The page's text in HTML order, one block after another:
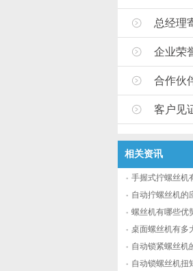
总经理
企业荣
合作伙
客户见
相关资讯
手握式拧螺丝机
自动拧螺丝机的
螺丝机有哪些优
桌面螺丝机有多
自动锁螺丝机扭